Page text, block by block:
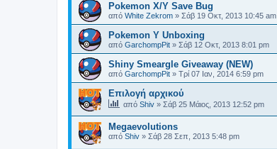
Pokemon X/Y Save Bug
από White Zekrom » Σάβ 19 Οκτ, 2013 10:45 am
Pokemon Y Unboxing
από GarchompPit » Σάβ 12 Οκτ, 2013 8:01 pm
Shiny Smeargle Giveaway (NEW)
από GarchompPit » Τρί 07 Ιαν, 2014 6:59 pm
Επιλογή αρχικού
από Shiv » Σάβ 25 Μάιος, 2013 12:52 pm
Megaevolutions
από Shiv » Σάβ 28 Σεπ, 2013 5:48 pm